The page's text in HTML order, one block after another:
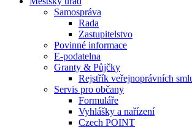
Samospráva
Rada
Zastupitelstvo
Povinné informace
E-podatelna
Granty & Půjčky
Rejstřík veřejnoprávních
Servis pro občany
Formuláře
Vyhlášky a nařízení
Czech POINT